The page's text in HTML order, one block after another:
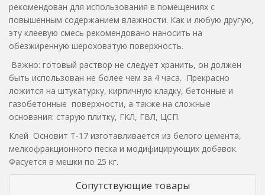
рекомендован для использования в помещениях с
повышенным содержанием влажности. Как и любую другую,
эту клеевую смесь рекомендовано наносить на
обезжиренную шероховатую поверхность.
Важно: готовый раствор не следует хранить, он должен
быть использован не более чем за 4 часа. Прекрасно
ложится на штукатурку, кирпичную кладку, бетонные и
газобетонные поверхности, а также на сложные
основания: старую плитку, ГКЛ, ГВЛ, ЦСП.
Клей Основит Т-17 изготавливается из белого цемента,
мелкофракционного песка и модифицирующих добавок.
Фасуется в мешки по 25 кг.
Сопутствующие товары